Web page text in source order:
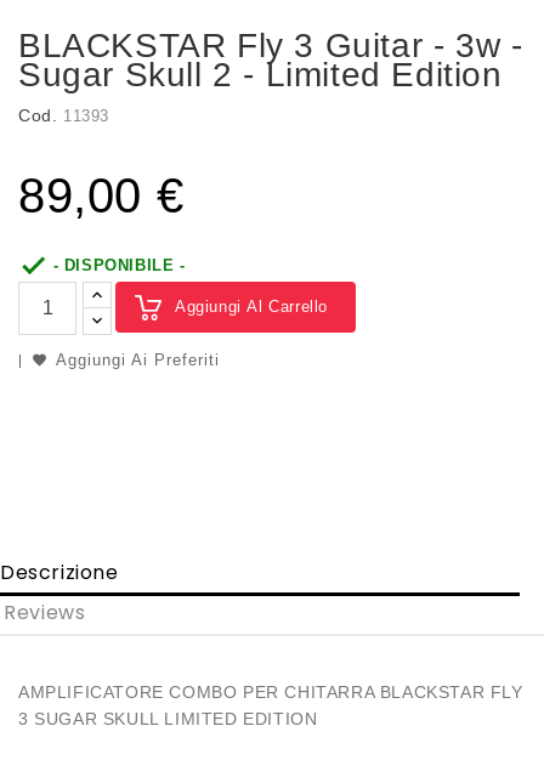
BLACKSTAR Fly 3 Guitar - 3w -
Sugar Skull 2 - Limited Edition
Cod. 11393
89,00 €
 - DISPONIBILE -
Aggiungi Al Carrello
Aggiungi Ai Preferiti
Descrizione
Reviews
AMPLIFICATORE COMBO PER CHITARRA BLACKSTAR FLY
3 SUGAR SKULL LIMITED EDITION